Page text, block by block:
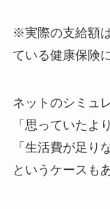
※実際の支給額
ている健康保険
ネットのシミュ
「思っていたよ
「生活費が足り
というケースも